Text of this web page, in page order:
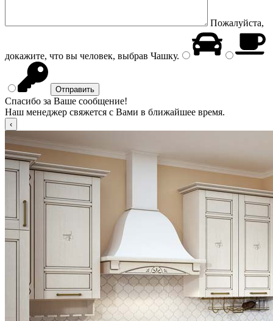
Пожалуйста,
докажите, что вы человек, выбрав Чашку.
Спасибо за Ваше сообщение!
Наш менеджер свяжется с Вами в ближайшее время.